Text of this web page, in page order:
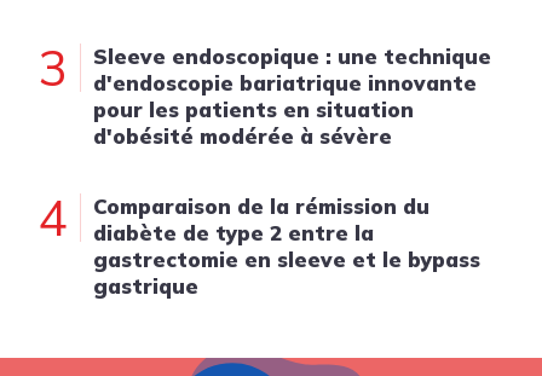
3
Sleeve endoscopique : une technique
d'endoscopie bariatrique innovante
pour les patients en situation
d'obésité modérée à sévère
4
Comparaison de la rémission du
diabète de type 2 entre la
gastrectomie en sleeve et le bypass
gastrique